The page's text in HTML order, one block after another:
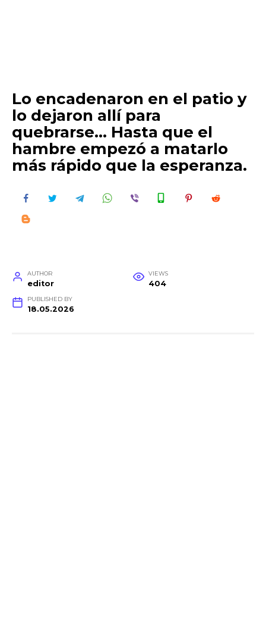
Lo encadenaron en el patio y
lo dejaron allí para
quebrarse… Hasta que el
hambre empezó a matarlo
más rápido que la esperanza.
AUTHOR
editor
VIEWS
404
PUBLISHED BY
18.05.2026